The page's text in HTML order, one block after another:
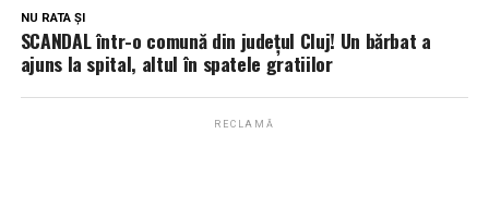
NU RATA ȘI
SCANDAL într-o comună din județul Cluj! Un bărbat a
ajuns la spital, altul în spatele gratiilor
RECLAMĂ